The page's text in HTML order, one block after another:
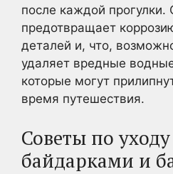
после каждой прогулки.
предотвращает
деталей и, что,
удаляет вредные
которые могут
время путешествия.
Советы по уходу
байдарками и